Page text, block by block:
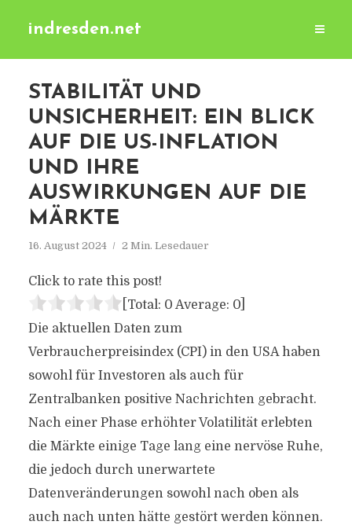
indresden.net
STABILITÄT UND
UNSICHERHEIT: EIN BLICK
AUF DIE US-INFLATION
UND IHRE
AUSWIRKUNGEN AUF DIE
MÄRKTE
16. August 2024 2 Min. Lesedauer
Click to rate this post!
[Total: 0 Average: 0]
Die aktuellen Daten zum
Verbraucherpreisindex (CPI) in den USA haben
sowohl für Investoren als auch für
Zentralbanken positive Nachrichten gebracht.
Nach einer Phase erhöhter Volatilität erlebten
die Märkte einige Tage lang eine nervöse Ruhe,
die jedoch durch unerwartete
Datenveränderungen sowohl nach oben als
auch nach unten hätte gestört werden können.